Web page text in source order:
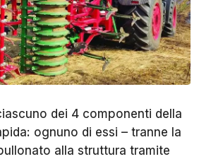
dei 4 componenti della
ognuno di essi – tranne la
alla struttura tramite